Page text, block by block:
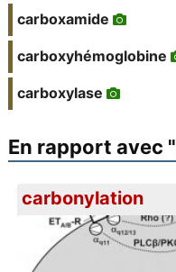
carboxamide
carboxyhémoglobine
carboxylase
En rapport avec "
carbonylation